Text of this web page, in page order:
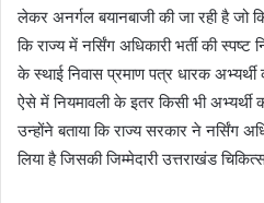
लेकर अनर्गल बयानबाजी की जा रही है जो
कि राज्य में नर्सिंग अधिकारी भर्ती की
के स्थाई निवास प्रमाण पत्र धारक
ऐसे में नियमावली के इतर किसी भी
उन्होंने बताया कि राज्य सरकार ने नर्सिंग
लिया है जिसकी जिम्मेदारी उत्तराखंड